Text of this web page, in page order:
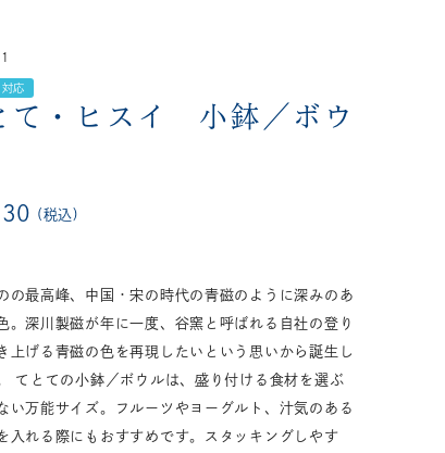
レサマ、
ワタシ
チーフ
御祝
ト
55,001円(税込) 以上
応
て・ヒスイ 小鉢／ボウ
税込
の最高峰、中国・宋の時代の青磁のように深みのあ
。深川製磁が年に一度、谷窯と呼ばれる自社の登り
上げる青磁の色を再現したいという思いから誕生し
てとての小鉢／ボウルは、盛り付ける食材を選ぶ
い万能サイズ。フルーツやヨーグルト、汁気のある
入れる際にもおすすめです。スタッキングしやす